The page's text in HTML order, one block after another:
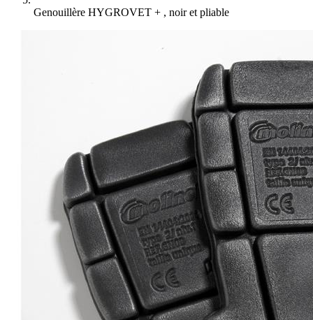
Genouillère HYGROVET + , noir et pliable